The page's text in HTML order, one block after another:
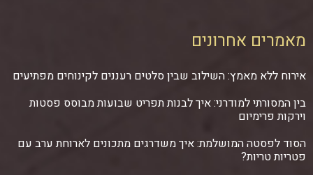
מאמרים אחרונים
אירוח ללא מאמץ: השילוב שבין סלטים רעננים לקינוחים מפתיעים
בין המסורתי למודרני: איך לבנות תפריט שבועות מבוסס פסטות
וירקות פרימיום
הסוד לפסטה המושלמת: איך משדרגים מתכונים לארוחת ערב עם
פטריות טריות?